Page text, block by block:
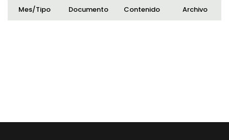
Mes/Tipo Documento Contenido Archivo